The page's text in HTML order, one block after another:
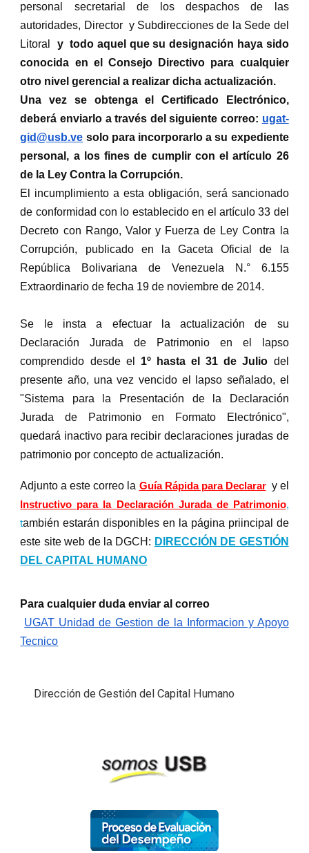
personal secretarial de los despachos de las
autoridades, Director y Subdirecciones de la Sede del
Litoral y todo aquel que su designación haya sido
conocida en el Consejo Directivo para cualquier
otro nivel gerencial a realizar dicha actualización.
Una vez se obtenga el Certificado Electrónico,
deberá enviarlo a través del siguiente correo: ugat-
gid@usb.ve solo para incorporarlo a su expediente
personal, a los fines de cumplir con el artículo 26
de la Ley Contra la Corrupción.
El incumplimiento a esta obligación, será sancionado
de conformidad con lo establecido en el artículo 33 del
Decreto con Rango, Valor y Fuerza de Ley Contra la
Corrupción, publicado en la Gaceta Oficial de la
República Bolivariana de Venezuela N.° 6.155
Extraordinario de fecha 19 de noviembre de 2014.
Se le insta a efectuar la actualización de su
Declaración Jurada de Patrimonio en el lapso
comprendido desde el 1º hasta el 31 de Julio del
presente año, una vez vencido el lapso señalado, el
"Sistema para la Presentación de la Declaración
Jurada de Patrimonio en Formato Electrónico",
quedará inactivo para recibir declaraciones juradas de
patrimonio por concepto de actualización.
Adjunto a este correo la Guía Rápida para Declarar y el
Instructivo para la Declaración Jurada de Patrimonio,
también estarán disponibles en la página priincipal de
este site web de la DGCH: DIRECCIÓN DE GESTIÓN
DEL CAPITAL HUMANO
Para cualquier duda enviar al correo
UGAT Unidad de Gestion de la Informacion y Apoyo
Tecnico
Dirección de Gestión del Capital Humano